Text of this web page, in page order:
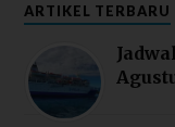
ARTIKEL TERBARU